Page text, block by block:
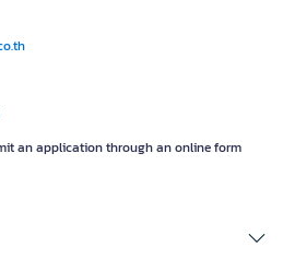
an application through an online form